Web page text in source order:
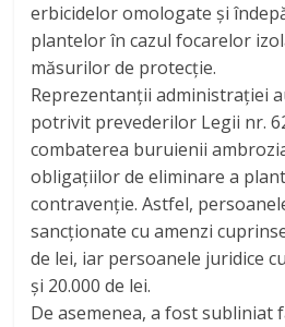
erbicidelor omologate și
plantelor în cazul focarelor
măsurilor de protecție.
Reprezentanții administrației
potrivit prevederilor Legii nr.
combaterea buruienii
obligațiilor de eliminare a
contravenție. Astfel,
sancționate cu amenzi
de lei, iar persoanele juridice
și 20.000 de lei.
De asemenea, a fost subliniat